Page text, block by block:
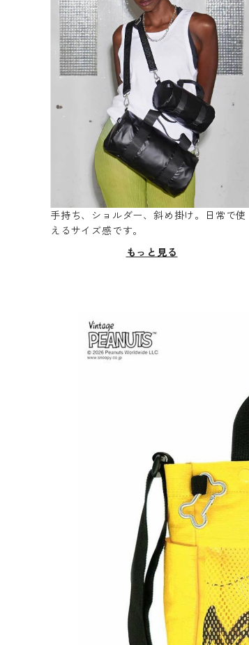
手持ち、ショルダー、斜め掛け。日常で使
えるサイズ感です。
もっと見る